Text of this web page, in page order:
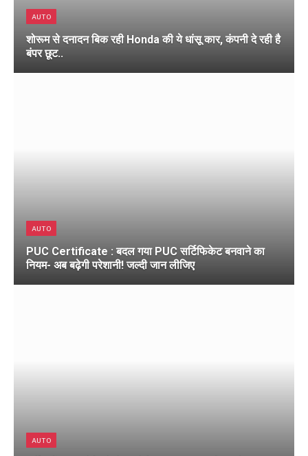
AUTO
शोरूम से दनादन बिक रही Honda की ये धांसू कार, कंपनी दे रही है
बंपर छूट..
AUTO
PUC Certificate : बदल गया PUC सर्टिफिकेट बनवाने का
नियम- अब बढ़ेगी परेशानी! जल्दी जान लीजिए
AUTO